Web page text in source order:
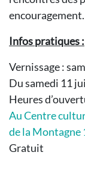
Infos pratiques :
Vernissage :
Du samedi 11
Heures
Au Centre
de la
Gratuit